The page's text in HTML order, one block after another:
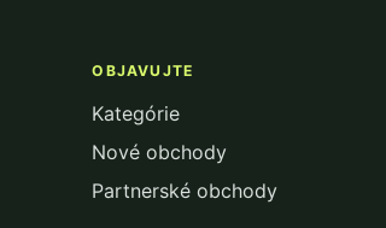
OBJAVUJTE
Kategórie
Nové obchody
Partnerské obchody